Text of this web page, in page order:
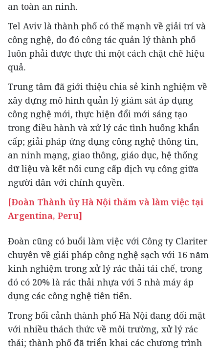
an toàn an ninh.
Tel Aviv là thành phố có thế mạnh về giải trí và
công nghệ, do đó công tác quản lý thành phố
luôn phải được thực thi một cách chặt chẽ hiệu
quả.
Trung tâm đã giới thiệu chia sẻ kinh nghiệm về
xây dựng mô hình quản lý giám sát áp dụng
công nghệ mới, thực hiện đổi mới sáng tạo
trong điều hành và xử lý các tình huống khẩn
cấp; giải pháp ứng dụng công nghệ thông tin,
an ninh mạng, giao thông, giáo dục, hệ thống
dữ liệu và kết nối cung cấp dịch vụ công giữa
người dân với chính quyền.
[Đoàn Thành ủy Hà Nội thăm và làm việc tại
Argentina, Peru]
Đoàn cũng có buổi làm việc với Công ty Clariter
chuyên về giải pháp công nghệ sạch với 16 năm
kinh nghiệm trong xử lý rác thải tái chế, trong
đó có 20% là rác thải nhựa với 5 nhà máy áp
dụng các công nghệ tiên tiến.
Trong bối cảnh thành phố Hà Nội đang đối mặt
với nhiều thách thức về môi trường, xử lý rác
thải; thành phố đã triển khai các chương trình